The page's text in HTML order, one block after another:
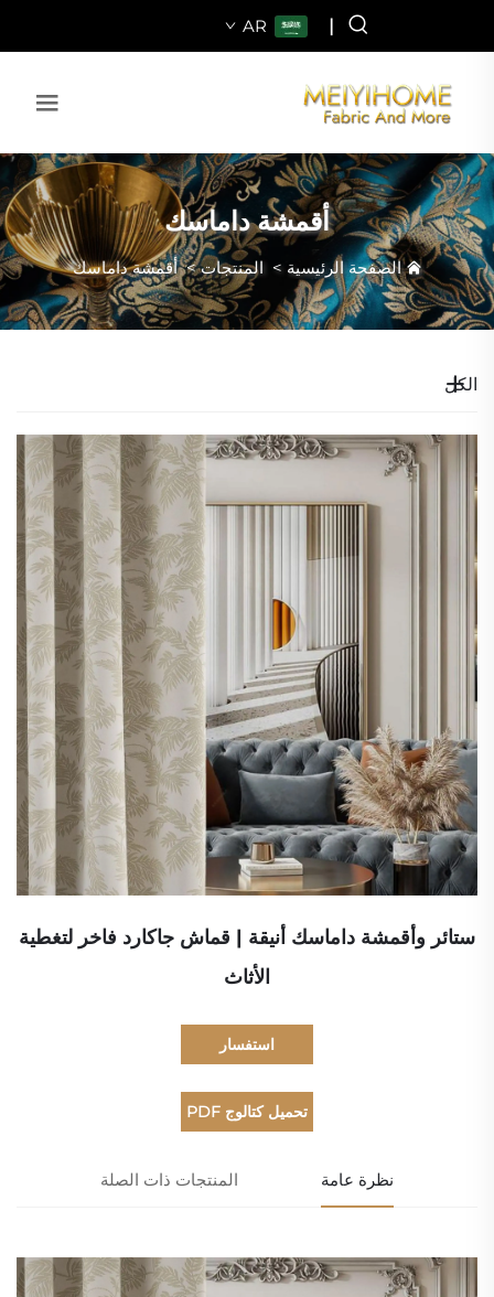
|
AR
أقمشة داماسك
الصفحة الرئيسية >المنتجات>أقمشة داماسك
الكل
ستائر وأقمشة داماسك أنيقة | قماش جاكارد فاخر لتغطية
الأثاث
استفسار
تحميل كتالوج PDF
نظرة عامة المنتجات ذات الصلة